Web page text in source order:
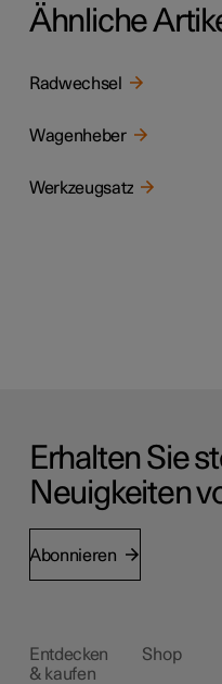
Ähnliche
Radwechsel
Wagenheber
Werkzeugsatz
Erhalten Sie
Neuigkeiten
Abonnieren
Entdecken
& kaufen
Shop